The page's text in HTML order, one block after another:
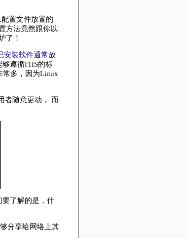
置文件放置的
方法竟然跟你以
了！
安装软件通常放
遵循FHS的标
常多，因为Linux
者随意更动， 而
要了解的是，什
分享给网络上其